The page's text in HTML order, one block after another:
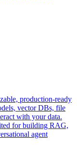
production-ready
vector DBs, file
with your data.
for building RAG,
agent